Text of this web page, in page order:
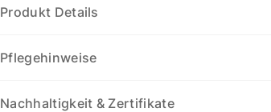
Produkt Details
Pflegehinweise
Nachhaltigkeit & Zertifikate